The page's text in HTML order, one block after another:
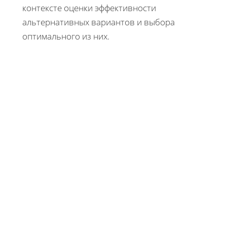
контексте оценки эффективности
альтернативных вариантов и выбора
оптимального из них.